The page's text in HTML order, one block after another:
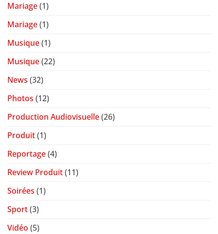
Mariage(1)
Mariage(1)
Musique(1)
Musique(22)
News (32)
Photos (12)
Production Audiovisuelle(26)
Produit(1)
Reportage(4)
Review Produit(11)
Soirées (1)
Sport(3)
Vidéo (5)